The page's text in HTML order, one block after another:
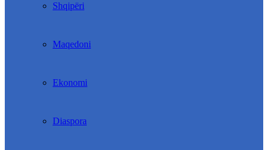
Shqipëri
Maqedoni
Ekonomi
Diaspora